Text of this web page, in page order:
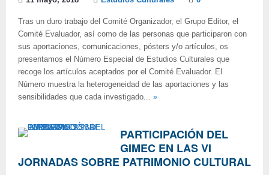
Tras un duro trabajo del Comité Organizador, el Grupo Editor, el
Comité Evaluador, así como de las personas que participaron con
sus aportaciones, comunicaciones, pósters y/o artículos, os
presentamos el Número Especial de Estudios Culturales que
recoge los artículos aceptados por el Comité Evaluador. El
Número muestra la heterogeneidad de las aportaciones y las
sensibilidades que cada investigado... »
PARTICIPACIÓN DEL
GIMEC EN LAS VI
JORNADAS SOBRE PATRIMONIO CULTURAL